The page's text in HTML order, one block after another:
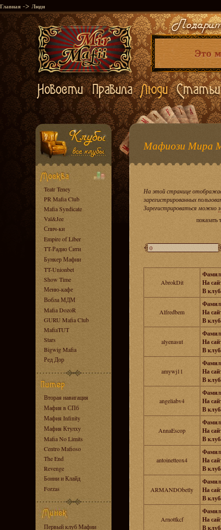
Главная -> Люди
Teatr Teney
PR Mafia Club
Mafia Syndicate
Val&Jee
Спич-ки
Empire of Liber
TT-Радио Сити
Бункер Мафии
TT-Unionbet
Show Time
Меню-кафе
Вобла МДМ
Mafia DozoR
GURU Mafia Club
MafiaTUT
Stars
Bigwig Mafia
Ред Дор
Вторая навигация
Мафия в СПб
Мафия Infinity
Мафия Ктулху
Mafia No Limits
Centro Mafioso
The End
Revenge
Бонни и Клайд
Forzas
Первый клуб Мафии
Мафиози Мира
На этой странице
зарегистрированных
Зарегистрироваться можно
показать
AbrokDit
На
В
Alfredbem
На
В
alyenasut
На
В
amywj11
На
В
angeliabv4
На
В
AnnaEscop
На
В
antoinetteox4
На
В
ARMANDObetly
На
В
Arnottkcf
На
В